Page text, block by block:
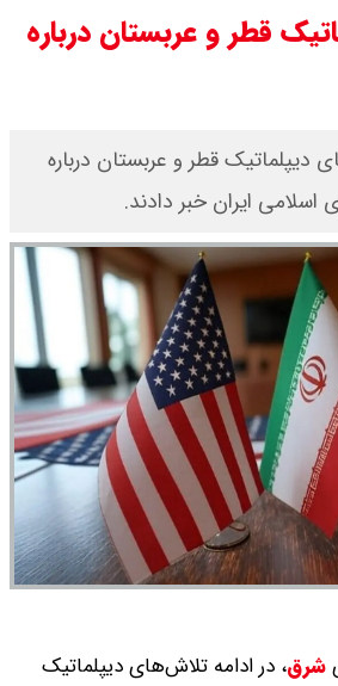
قطر و عربستان درباره
دیپلماتیک قطر و عربستان درباره
اسلامی ایران خبر دادند.
شرق، در ادامه تلاش‌های دیپلماتیک